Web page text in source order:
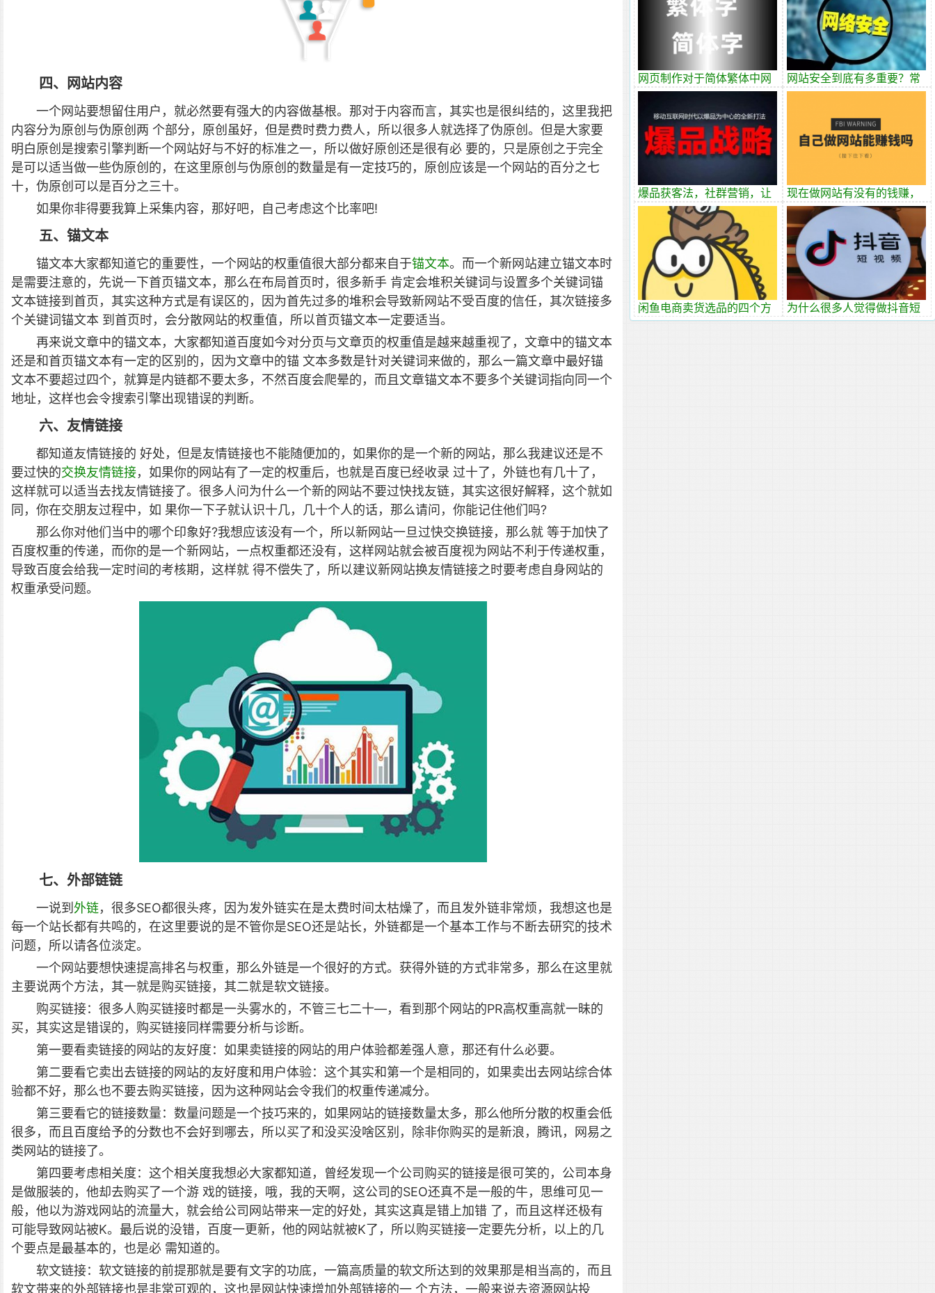
四、网站内容
一个网站要想留住用户，就必然要有强大的内容做基根。那对于内容而言，其实也是很纠结的，这里我把
内容分为原创与伪原创两 个部分，原创虽好，但是费时费力费人，所以很多人就选择了伪原创。但是大家要
明白原创是搜索引擎判断一个网站好与不好的标准之一，所以做好原创还是很有必 要的，只是原创之于完全
是可以适当做一些伪原创的，在这里原创与伪原创的数量是有一定技巧的，原创应该是一个网站的百分之七
十，伪原创可以是百分之三十。
如果你非得要我算上采集内容，那好吧，自己考虑这个比率吧!
五、锚文本
锚文本大家都知道它的重要性，一个网站的权重值很大部分都来自于锚文本。而一个新网站建立锚文本时
是需要注意的，先说一下首页锚文本，那么在布局首页时，很多新手 肯定会堆积关键词与设置多个关键词锚
文本链接到首页，其实这种方式是有误区的，因为首先过多的堆积会导致新网站不受百度的信任，其次链接多
个关键词锚文本 到首页时，会分散网站的权重值，所以首页锚文本一定要适当。
再来说文章中的锚文本，大家都知道百度如今对分页与文章页的权重值是越来越重视了，文章中的锚文本
还是和首页锚文本有一定的区别的，因为文章中的锚 文本多数是针对关键词来做的，那么一篇文章中最好锚
文本不要超过四个，就算是内链都不要太多，不然百度会爬晕的，而且文章锚文本不要多个关键词指向同一个
地址，这样也会令搜索引擎出现错误的判断。
六、友情链接
都知道友情链接的 好处，但是友情链接也不能随便加的，如果你的是一个新的网站，那么我建议还是不
要过快的交换友情链接，如果你的网站有了一定的权重后，也就是百度已经收录 过十了，外链也有几十了，
这样就可以适当去找友情链接了。很多人问为什么一个新的网站不要过快找友链，其实这很好解释，这个就如
同，你在交朋友过程中，如 果你一下子就认识十几，几十个人的话，那么请问，你能记住他们吗?
那么你对他们当中的哪个印象好?我想应该没有一个，所以新网站一旦过快交换链接，那么就 等于加快了
百度权重的传递，而你的是一个新网站，一点权重都还没有，这样网站就会被百度视为网站不利于传递权重，
导致百度会给我一定时间的考核期，这样就 得不偿失了，所以建议新网站换友情链接之时要考虑自身网站的
权重承受问题。
七、外部链链
一说到 外链，很多SEO都很头疼，因为发外链实在是太费时间太枯燥了，而且发外链非常烦，我想这也是
每一个站长都有共鸣的，在这里要说的是不管你是SEO还是站长，外链都是一个基本工作与不断去研究的技术
问题，所以请各位淡定。
一个网站要想快速提高排名与权重，那么外链是一个很好的方式。获得外链的方式非常多，那么在这里就
主要说两个方法，其一就是购买链接，其二就是软文链接。
购买链接：很多人购买链接时都是一头雾水的，不管三七二十—，看到那个网站的PR高权重高就一昧的
买，其实这是错误的，购买链接同样需要分析与诊断。
第一要看卖链接的网站的友好度：如果卖链接的网站的用户体验都差强人意，那还有什么必要。
第二要看它卖出去链接的网站的友好度和用户体验：这个其实和第一个是相同的，如果卖出去网站综合体
验都不好，那么也不要去购买链接，因为这种网站会令我们的权重传递减分。
第三要看它的链接数量：数量问题是一个技巧来的，如果网站的链接数量太多，那么他所分散的权重会低
很多，而且百度给予的分数也不会好到哪去，所以买了和没买没啥区别，除非你购买的是新浪，腾讯，网易之
类网站的链接了。
第四要考虑相关度：这个相关度我想必大家都知道，曾经发现一个公司购买的链接是很可笑的，公司本身
是做服装的，他却去购买了一个游 戏的链接，哦，我的天啊，这公司的SEO还真不是一般的牛，思维可见一
般，他以为游戏网站的流量大，就会给公司网站带来一定的好处，其实这真是错上加错 了，而且这样还极有
可能导致网站被K。最后说的没错，百度一更新，他的网站就被K了，所以购买链接一定要先分析，以上的几
个要点是最基本的，也是必 需知道的。
软文链接：软文链接的前提那就是要有文字的功底，一篇高质量的软文所达到的效果那是相当高的，而且
软文带来的外部链接也是非常可观的，这也是网站快速增加外部链接的一 个方法，一般来说去资源网站投
网页制作对于简体繁体中网
站字体如何定义？
网站安全到底有多重要？常
见的安全风险来源有哪些
爆品获客法，社群营销，让
你销量暴增成的30个方法
现在做网站有没有的钱赚，
做什么样的网站赚钱？
闲鱼电商卖货选品的四个方
法一定要了解！
为什么很多人觉得做抖音短
视频很难做呢？